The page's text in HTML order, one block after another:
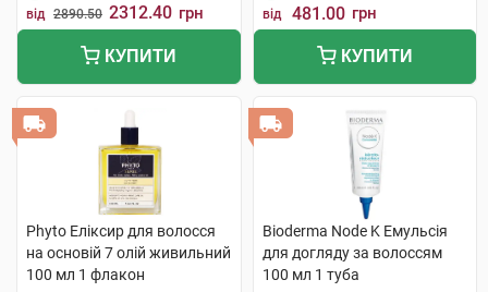
від 2890.50 2312.40 грн
КУПИТИ
від 481.00 грн
КУПИТИ
Phyto Еліксир для волосся
на основій 7 олій живильний
100 мл 1 флакон
Bioderma Node K Емульсія
для догляду за волоссям
100 мл 1 туба